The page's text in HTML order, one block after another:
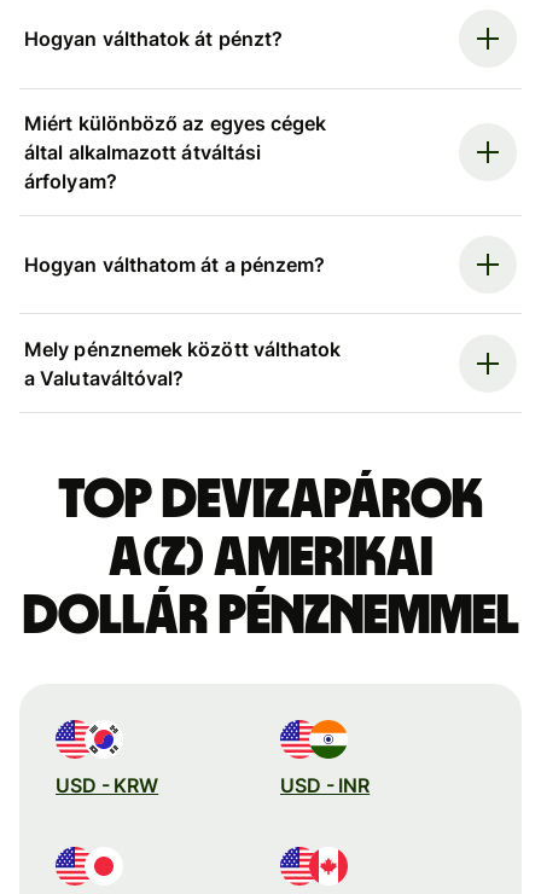
Hogyan válthatok át pénzt?
Miért különböző az egyes cégek
által alkalmazott átváltási
árfolyam?
Hogyan válthatom át a pénzem?
Mely pénznemek között válthatok
a Valutaváltóval?
Top devizapárok
a(z) amerikai
dollár pénznemmel
USD - KRW USD - INR